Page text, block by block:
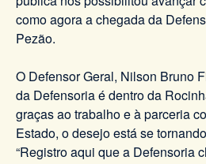
como agora a chegada da
Pezão.
O Defensor Geral, Nilson Bruno
da Defensoria é dentro da
graças ao trabalho e à parceria
Estado, o desejo está se
“Registro aqui que a Defensoria